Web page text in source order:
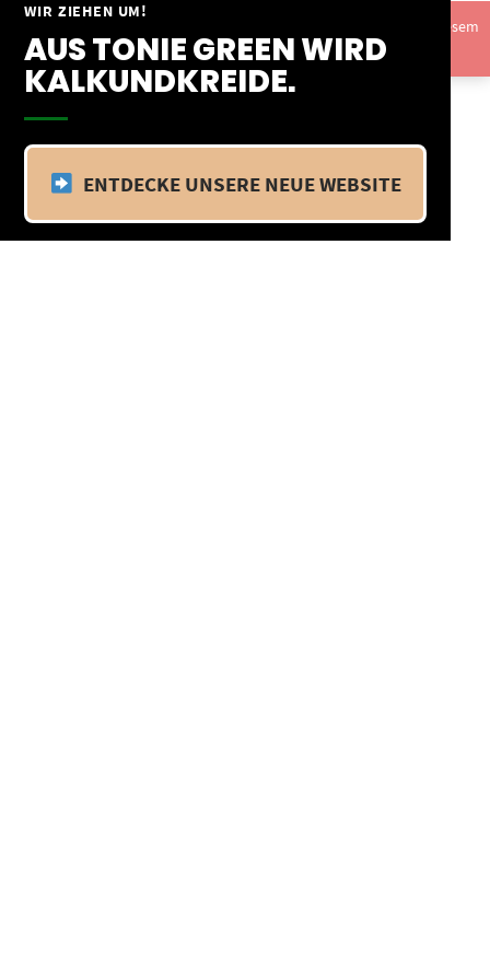
WIR ZIEHEN UM!
AUS TONIE GREEN WIRD
KALKUNDKREIDE.
ENTDECKE UNSERE NEUE WEBSITE
Springe
Inhalt
Vom 09.04.25 - 20.04.25 befinden wir uns im Betriebsurlaub. In diesem
Zeitraum findet kein Versand statt.Ausblenden